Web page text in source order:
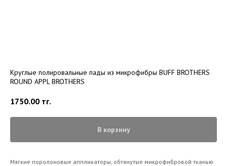
Круглые полировальные пады из микрофибры BUFF BROTHERS
ROUND APPL BROTHERS
1750.00 тг.
В корзину
Мягкие поролоновые аппликаторы, обтянутые микрофибровой тканью